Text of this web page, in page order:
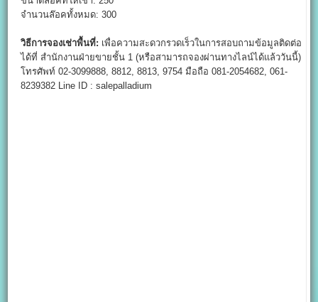
จำนวนล๊อคทั้งหมด: 300
วิธีการจองเช่าพื้นที่: เพื่อความสะดวกรวดเร็วในการสอบถามข้อมูลติดต่อ
ได้ที่ สำนักงานฝ่ายขายชั้น 1 (หรือสามารถจองผ่านทางไลน์ได้แล้ววันนี้)
โทรศัพท์ 02-3099888, 8812, 8813, 9754 มือถือ 081-2054682, 061-
8239382 Line ID : salepalladium